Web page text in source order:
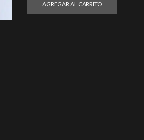
AGREGAR AL CARRITO